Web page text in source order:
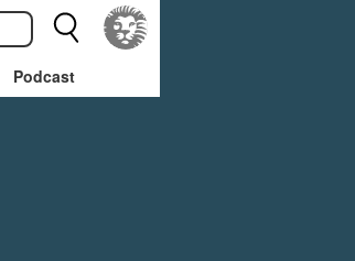
Podcast